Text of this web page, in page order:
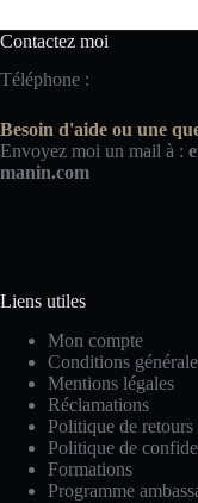
Contactez moi
Téléphone :
Besoin d'aide ou une
Envoyez moi un mail à :
manin.com
Liens utiles
Mon compte
Conditions
Mentions légales
Réclamations
Politique de retours
Politique de
Formations
Programme